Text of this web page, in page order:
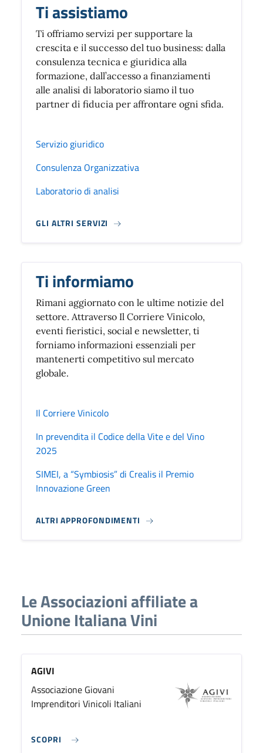
Ti assistiamo
Ti offriamo servizi per supportare la
crescita e il successo del tuo business: dalla
consulenza tecnica e giuridica alla
formazione, dall’accesso a finanziamenti
alle analisi di laboratorio siamo il tuo
partner di fiducia per affrontare ogni sfida.
Servizio giuridico
Consulenza Organizzativa
Laboratorio di analisi
GLI ALTRI SERVIZI
Ti informiamo
Rimani aggiornato con le ultime notizie del
settore. Attraverso Il Corriere Vinicolo,
eventi fieristici, social e newsletter, ti
forniamo informazioni essenziali per
mantenerti competitivo sul mercato
globale.
Il Corriere Vinicolo
In prevendita il Codice della Vite e del Vino
2025
SIMEI, a “Symbiosis” di Crealis il Premio
Innovazione Green
ALTRI APPROFONDIMENTI
Le Associazioni affiliate a
Unione Italiana Vini
AGIVI
Associazione Giovani
Imprenditori Vinicoli Italiani
SCOPRI